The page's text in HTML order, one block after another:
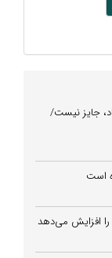
جایز نیست/
است
افزایش می‌دهد